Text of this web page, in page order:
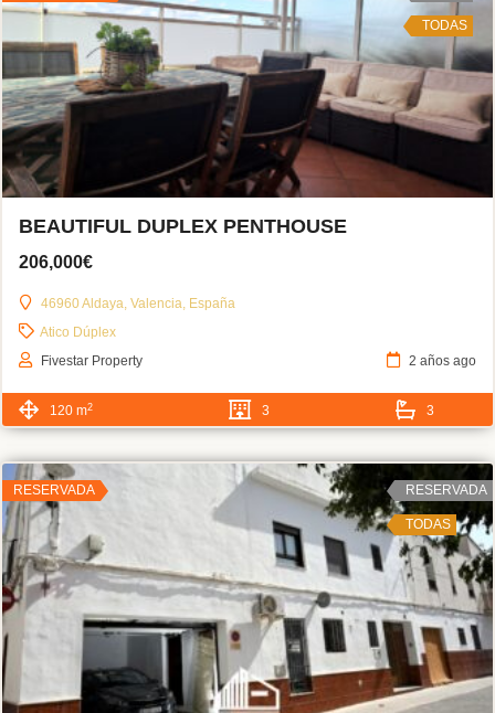
TODAS
BEAUTIFUL DUPLEX PENTHOUSE
206,000€
46960 Aldaya, Valencia, España
Atico Dúplex
Fivestar Property
2 años ago
120 m2 3 3
RESERVADA RESERVADA
TODAS